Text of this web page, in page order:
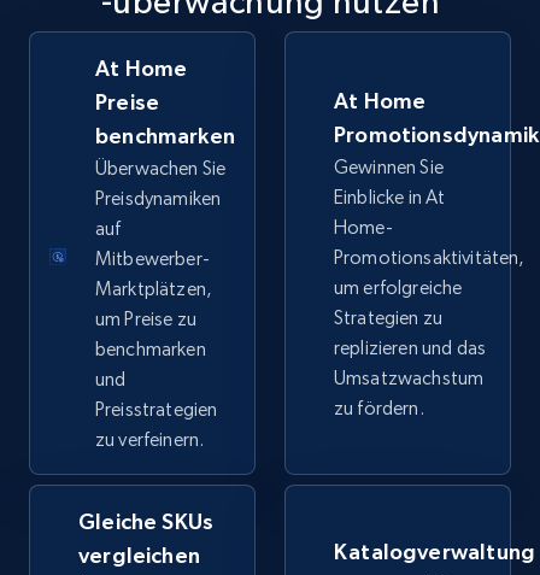
TikTok Shop
URL, Title, Available, Description, Currency, Initial
price, Final price, Discount percent, and more.
5.4K+ 667+ Jetzt anfangen
TikTok Shop - category
URL, Title, Available, Description, Currency, Initial
price, Final price, Discount percent, and more.
5.4K+ Jetzt anfangen
by keywords search
At Home
Preise
benchmarken
Überwachen Sie
Preisdynamiken
auf
Mitbewerber-
Marktplätzen,
um Preise zu
benchmarken
und
Preisstrategien
zu verfeinern.
At Home
Gewinnen Sie
Einblicke in At
Home-
Promotionsaktivitäten,
um erfolgreiche
Strategien zu
replizieren und das
Umsatzwachstum
zu fördern.
Gleiche SKUs
vergleichen
Katalogverwaltung